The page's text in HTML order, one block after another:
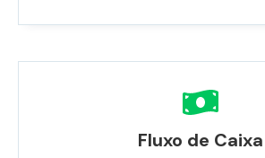
Fluxo de Caixa